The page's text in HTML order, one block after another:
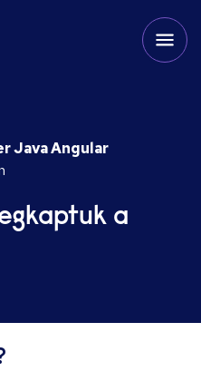
Java Angular
a